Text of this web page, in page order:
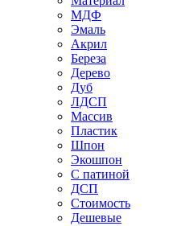
МДФ
Эмаль
Акрил
Береза
Дерево
Дуб
ЛДСП
Массив
Пластик
Шпон
Экошпон
С патиной
ДСП
Стоимость
Дешевые